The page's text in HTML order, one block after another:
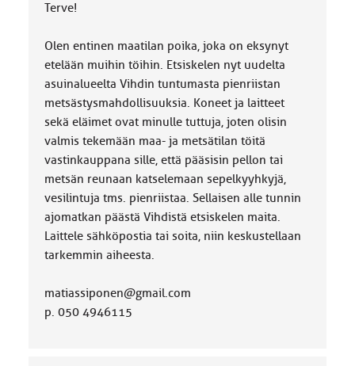
Terve!
Olen entinen maatilan poika, joka on eksynyt
etelään muihin töihin. Etsiskelen nyt uudelta
asuinalueelta Vihdin tuntumasta pienriistan
metsästysmahdollisuuksia. Koneet ja laitteet
sekä eläimet ovat minulle tuttuja, joten olisin
valmis tekemään maa- ja metsätilan töitä
vastinkauppana sille, että pääsisin pellon tai
metsän reunaan katselemaan sepelkyyhkyjä,
vesilintuja tms. pienriistaa. Sellaisen alle tunnin
ajomatkan päästä Vihdistä etsiskelen maita.
Laittele sähköpostia tai soita, niin keskustellaan
tarkemmin aiheesta.
matiassiponen@gmail.com
p. 050 4946115